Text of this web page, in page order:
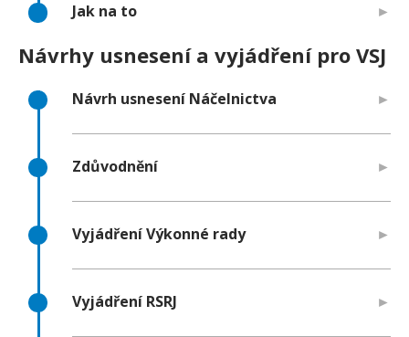
Jak na to
Návrhy usnesení a vyjádření pro VSJ
Návrh usnesení Náčelnictva
Zdůvodnění
Vyjádření Výkonné rady
Vyjádření RSRJ